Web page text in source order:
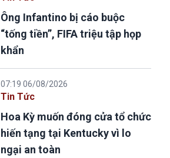
Ông Infantino bị cáo buộc
“tống tiền”, FIFA triệu tập họp
khẩn
07:19 06/08/2026
Tin Tức
Hoa Kỳ muốn đóng cửa tổ chức
hiến tạng tại Kentucky vì lo
ngại an toàn